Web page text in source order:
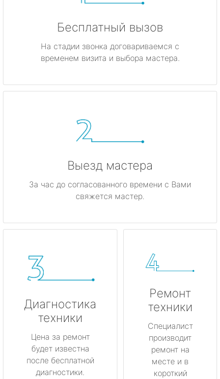
Бесплатный вызов
На стадии звонка договариваемся с
временем визита и выбора мастера.
Выезд мастера
За час до согласованного времени с Вами
свяжется мастер.
Диагностика
техники
Цена за ремонт
будет известна
после бесплатной
диагностики.
Ремонт
техники
Специалист
производит
ремонт на
месте и в
короткий